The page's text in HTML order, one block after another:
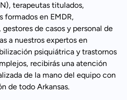
terapeutas titulados,
formados en EMDR,
de casos y personal de
a nuestros expertos en
psiquiátrica y trastornos
recibirás una atención
de la mano del equipo con
de todo Arkansas.